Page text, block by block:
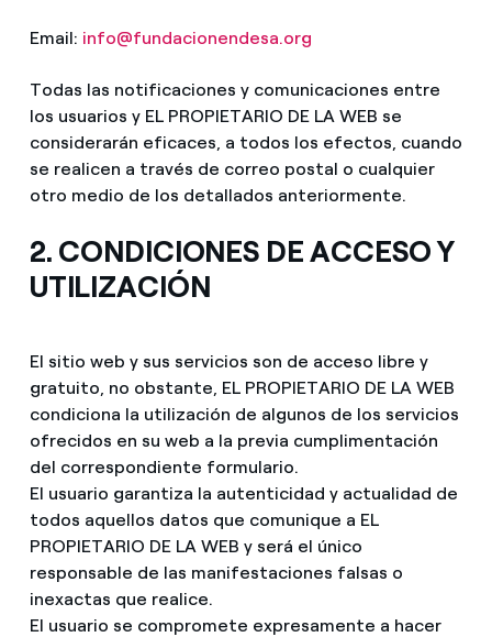
Email: info@fundacionendesa.org
Todas las notificaciones y comunicaciones entre
los usuarios y EL PROPIETARIO DE LA WEB se
considerarán eficaces, a todos los efectos, cuando
se realicen a través de correo postal o cualquier
otro medio de los detallados anteriormente.
2. CONDICIONES DE ACCESO Y
UTILIZACIÓN
El sitio web y sus servicios son de acceso libre y
gratuito, no obstante, EL PROPIETARIO DE LA WEB
condiciona la utilización de algunos de los servicios
ofrecidos en su web a la previa cumplimentación
del correspondiente formulario.
El usuario garantiza la autenticidad y actualidad de
todos aquellos datos que comunique a EL
PROPIETARIO DE LA WEB y será el único
responsable de las manifestaciones falsas o
inexactas que realice.
El usuario se compromete expresamente a hacer